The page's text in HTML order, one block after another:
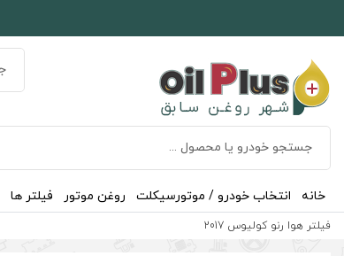
خانه انتخاب خودرو / موتورسیکلت روغن موتور فیلتر ها
فیلتر هوا رنو کولیوس 2017